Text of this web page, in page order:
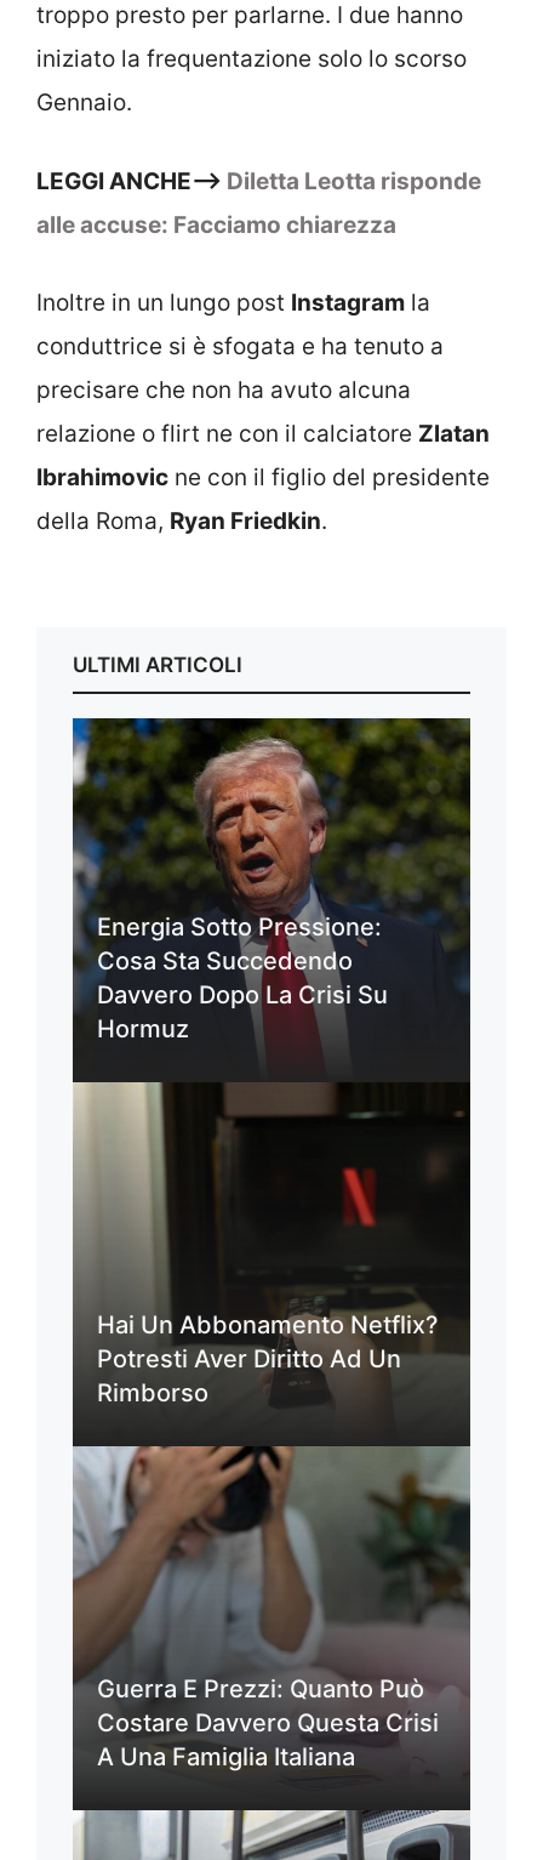
troppo presto per parlarne. I due hanno
iniziato la frequentazione solo lo scorso
Gennaio.
LEGGI ANCHE–> Diletta Leotta risponde
alle accuse: Facciamo chiarezza
Inoltre in un lungo post Instagram la
conduttrice si è sfogata e ha tenuto a
precisare che non ha avuto alcuna
relazione o flirt ne con il calciatore Zlatan
Ibrahimovic ne con il figlio del presidente
della Roma, Ryan Friedkin.
ULTIMI ARTICOLI
Energia Sotto Pressione:
Cosa Sta Succedendo
Davvero Dopo La Crisi Su
Hormuz
Hai Un Abbonamento Netflix?
Potresti Aver Diritto Ad Un
Rimborso
Guerra E Prezzi: Quanto Può
Costare Davvero Questa Crisi
A Una Famiglia Italiana